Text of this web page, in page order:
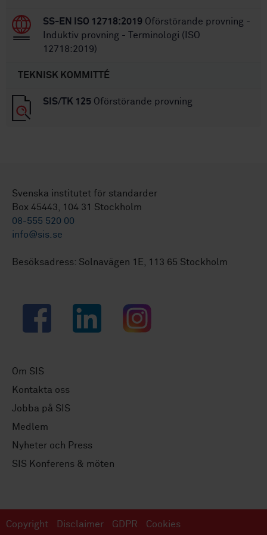
SS-EN ISO 12718:2019 Oförstörande provning -
Induktiv provning - Terminologi (ISO
12718:2019)
TEKNISK KOMMITTÉ
SIS/TK 125 Oförstörande provning
Svenska institutet för standarder
Box 45443, 104 31 Stockholm
08-555 520 00
info@sis.se
Besöksadress: Solnavägen 1E, 113 65 Stockholm
Facebook LinkedIn Instagram
Om SIS
Kontakta oss
Jobba på SIS
Medlem
Nyheter och Press
SIS Konferens & möten
Copyright Disclaimer GDPR Cookies